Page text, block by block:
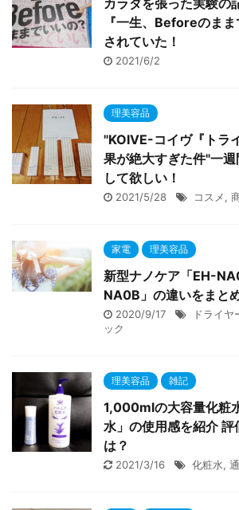
カラダを張った実験の
『一生、Beforeのま
されていた！
2021/6/2
理美容品
"KOIVE-コイヴ『トラ
果が絶大すぎた件"一
して欲しい！
2021/5/28 コスメ,
家電 理美容品
新型ナノケア「EH-
NA0B」の違いをまと
2020/9/17 ドライヤ
ック
理美容品 雑記
1,000mlの大容量化粧
水」の使用感を紹介 評
は？
2021/3/16 化粧水,